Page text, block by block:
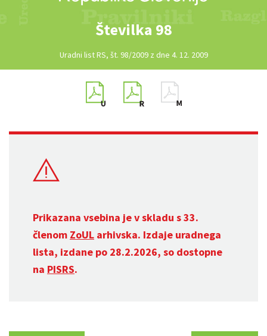
Številka 98
Uradni list RS, št. 98/2009 z dne 4. 12. 2009
Prikazana vsebina je v skladu s 33.
členom ZoUL arhivska. Izdaje uradnega
lista, izdane po 28.2.2026, so dostopne
na PISRS.